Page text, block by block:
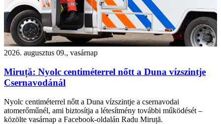
2026. augusztus 09., vasárnap
Miruță: Nyolc centiméterrel nőtt a Duna vízszintje
Csernavodánál
Nyolc centiméterrel nőtt a Duna vízszintje a csernavodai
atomerőműnél, ami biztosítja a létesítmény további működését –
közölte vasárnap a Facebook-oldalán Radu Miruță.